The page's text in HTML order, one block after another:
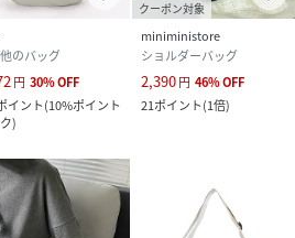
のバッグ
円 30%OFF
イント(10%ポイント
)
クーポン対象
miniministore
ショルダーバッグ
2,390円 46%OFF
21ポイント(1倍)